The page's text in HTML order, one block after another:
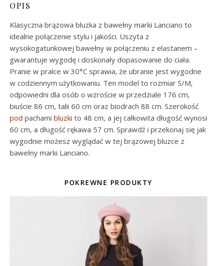
OPIS
Klasyczna brązowa bluzka z bawełny marki Lanciano to
idealne połączenie stylu i jakości. Uszyta z
wysokogatunkowej bawełny w połączeniu z elastanem –
gwarantuje wygodę i doskonały dopasowanie do ciała.
Pranie w pralce w 30°C sprawia, że ubranie jest wygodne
w codziennym użytkowaniu. Ten model to rozmiar S/M,
odpowiedni dla osób o wzroście w przedziale 176 cm,
biuście 86 cm, talii 60 cm oraz biodrach 88 cm. Szerokość
pod pachami bluzki to 48 cm, a jej całkowita długość wynosi
60 cm, a długość rękawa 57 cm. Sprawdź i przekonaj się jak
wygodnie możesz wyglądać w tej brązowej bluzce z
bawełny marki Lanciano.
POKREWNE PRODUKTY